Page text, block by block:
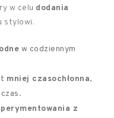
w celu dodania
stylowi.
w codziennym
mniej czasochłonna,
z